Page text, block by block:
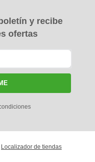
y recibe
ofertas
Localizador de tiendas